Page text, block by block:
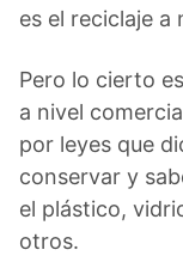
es el reciclaje a
Pero lo cierto
a nivel
por leyes que
conservar y
el plástico,
otros.